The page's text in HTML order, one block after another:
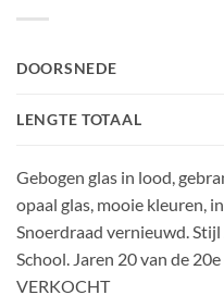
DOORSNEDE
LENGTE TOTAAL
Gebogen glas in lood,
opaal glas, mooie kleuren,
Snoerdraad vernieuwd.
School. Jaren 20 van de
VERKOCHT